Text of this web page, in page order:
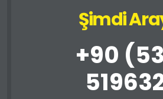
Şimdi
+90